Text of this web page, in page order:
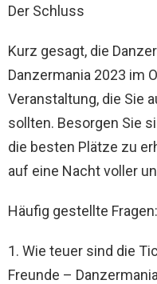
Der Schluss
Kurz gesagt, die
Danzermania 2023 im
Veranstaltung, die Sie
sollten. Besorgen Sie
die besten Plätze zu
auf eine Nacht voller
Häufig gestellte Fragen:
1. Wie teuer sind die
Freunde –